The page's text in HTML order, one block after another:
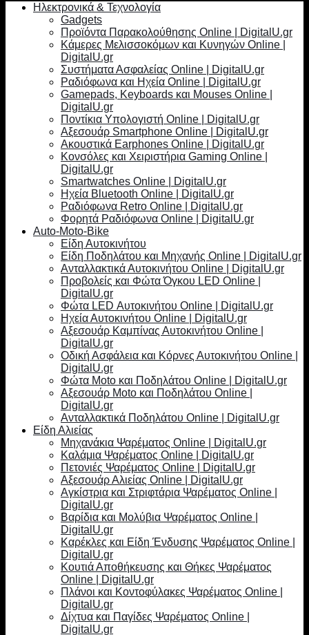
Ηλεκτρονικά & Τεχνολογία
Gadgets
Προϊόντα Παρακολούθησης Online | DigitalU.gr
Κάμερες Μελισσοκόμων και Κυνηγών Online |
DigitalU.gr
Συστήματα Ασφαλείας Online | DigitalU.gr
Ραδιόφωνα και Ηχεία Online | DigitalU.gr
Gamepads, Keyboards και Mouses Online |
DigitalU.gr
Ποντίκια Υπολογιστή Online | DigitalU.gr
Αξεσουάρ Smartphone Online | DigitalU.gr
Ακουστικά Earphones Online | DigitalU.gr
Κονσόλες και Χειριστήρια Gaming Online |
DigitalU.gr
Smartwatches Online | DigitalU.gr
Ηχεία Bluetooth Online | DigitalU.gr
Ραδιόφωνα Retro Online | DigitalU.gr
Φορητά Ραδιόφωνα Online | DigitalU.gr
Auto-Moto-Bike
Είδη Αυτοκινήτου
Είδη Ποδηλάτου και Μηχανής Online | DigitalU.gr
Ανταλλακτικά Αυτοκινήτου Online | DigitalU.gr
Προβολείς και Φώτα Όγκου LED Online |
DigitalU.gr
Φώτα LED Αυτοκινήτου Online | DigitalU.gr
Ηχεία Αυτοκινήτου Online | DigitalU.gr
Αξεσουάρ Καμπίνας Αυτοκινήτου Online |
DigitalU.gr
Οδική Ασφάλεια και Κόρνες Αυτοκινήτου Online |
DigitalU.gr
Φώτα Moto και Ποδηλάτου Online | DigitalU.gr
Αξεσουάρ Moto και Ποδηλάτου Online |
DigitalU.gr
Ανταλλακτικά Ποδηλάτου Online | DigitalU.gr
Είδη Αλιείας
Μηχανάκια Ψαρέματος Online | DigitalU.gr
Καλάμια Ψαρέματος Online | DigitalU.gr
Πετονιές Ψαρέματος Online | DigitalU.gr
Αξεσουάρ Αλιείας Online | DigitalU.gr
Αγκίστρια και Στριφτάρια Ψαρέματος Online |
DigitalU.gr
Βαρίδια και Μολύβια Ψαρέματος Online |
DigitalU.gr
Καρέκλες και Είδη Ένδυσης Ψαρέματος Online |
DigitalU.gr
Κουτιά Αποθήκευσης και Θήκες Ψαρέματος
Online | DigitalU.gr
Πλάνοι και Κοντοφύλακες Ψαρέματος Online |
DigitalU.gr
Δίχτυα και Παγίδες Ψαρέματος Online |
DigitalU.gr